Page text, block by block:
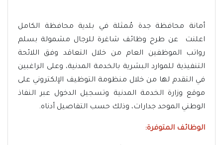
أمانة محافظة جدة مُمثلة في بلدية محافظة الكامل
اعلنت عن طرح وظائف شاغرة للرجال مشمولة بسلم
رواتب الموظفين العام من خلال التعاقد وفق اللائحة
التنفيذية للموارد البشرية بالخدمة المدنية، وعلى الراغبين
في التقدم لها من خلال منظومة التوظيف الإلكتروني على
موقع وزارة الخدمة المدنية وتسجيل الدخول عبر النفاذ
الوطني الموحد جدارات، وذلك حسب التفاصيل أدناه.
الوظائف المتوفرة: